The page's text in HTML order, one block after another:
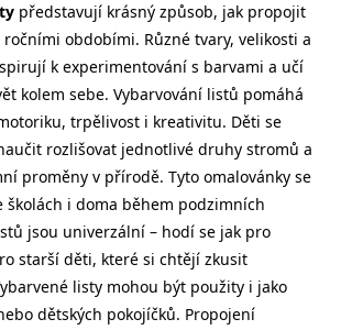
představují krásný způsob, jak propojit
obdobími. Různé tvary, velikosti a
k experimentování s barvami a učí
kolem sebe. Vybarvování listů pomáhá
trpělivost i kreativitu. Děti se
rozlišovat jednotlivé druhy stromů a
proměny v přírodě. Tyto omalovánky se
školách i doma během podzimních
jsou univerzální – hodí se jak pro
starší děti, které si chtějí zkusit
listy mohou být použity i jako
dětských pokojíčků. Propojení